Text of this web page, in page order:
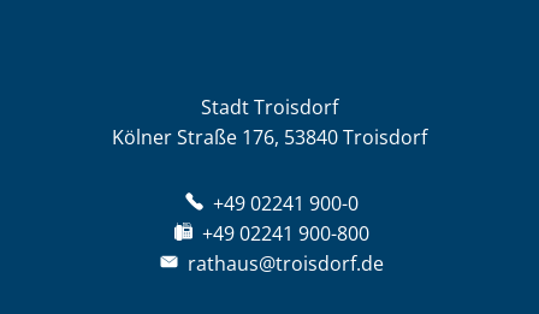
Stadt Troisdorf
Kölner Straße 176, 53840 Troisdorf
+49 02241 900-0
+49 02241 900-800
rathaus@troisdorf.de